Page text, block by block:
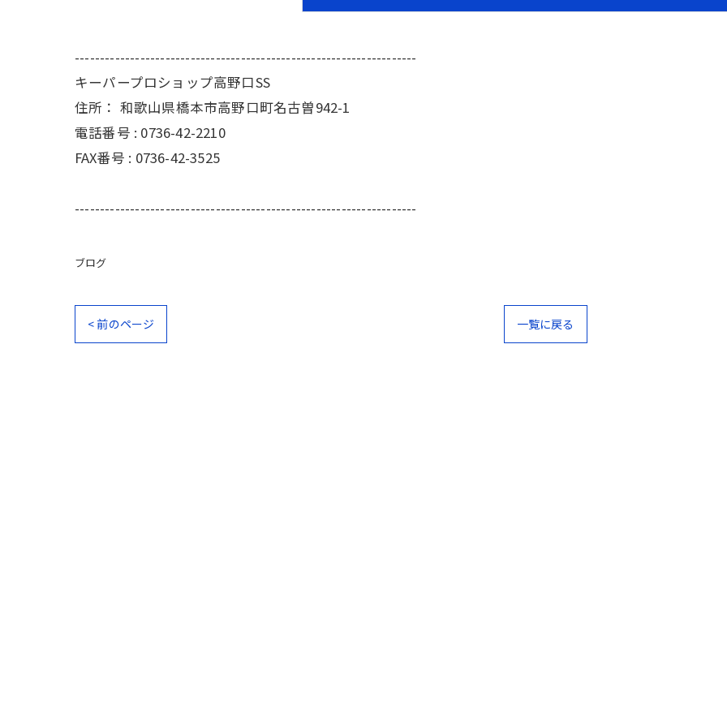
--------------------------------------------------------------------
キーパープロショップ高野口SS
住所： 和歌山県橋本市高野口町名古曽942-1
電話番号 : 0736-42-2210
FAX番号 : 0736-42-3525
--------------------------------------------------------------------
ブログ
< 前のページ 一覧に戻る